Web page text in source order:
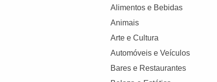
Alimentos e Bebidas
Animais
Arte e Cultura
Automóveis e Veículos
Bares e Restaurantes